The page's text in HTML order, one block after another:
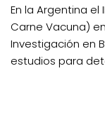
En la Argentina
Carne Vacuna)
Investigación en
estudios para